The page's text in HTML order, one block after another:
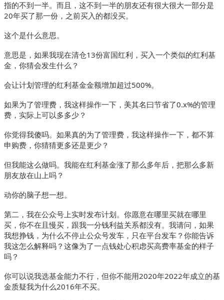
指的不到一半。而且，这不到一半的朋友还有很大很大一部分是
20年买了那一份，之前买入的都没买。
这个是什么意思。
意思是，如果我现在清仓13份富国红利，买入一个类似的红利基
金，你猜会发生什么？
会让计划管理的红利基金金额增加超过500%。
如果为了管理费，我这样操作一下，美其名曰节省了0.x%的管理
费，实际上可以多多少？
你觉得我傻吗。如果真的为了管理费，我这样操作一下，都不算
申购费，你猜猜更多还是更少？
但我能这么做吗。我能在红利基金涨了那么多年后，把那么多新
朋友放在山上吗？
动你的脑子想一想。
第二，我在公众号上实时发布计划。你愿意在哪里买就在哪里
买，你不在且慢买，跟我一分钱利益关系都没有。我请问，如果
我想挣钱，为什么不停止公众号发车，只在平台发车？你能告诉
我这怎么解释吗？这像为了一点钱处心积虑买高费率基金的样子
吗？
你可以说我选基金能力不行，但你不能用2020年2022年成立的基
金质疑我为什么2016年不买。